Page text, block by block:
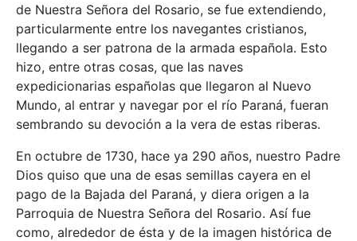
de Nuestra Señora del Rosario, se fue extendiendo,
particularmente entre los navegantes cristianos,
llegando a ser patrona de la armada española. Esto
hizo, entre otras cosas, que las naves
expedicionarias españolas que llegaron al Nuevo
Mundo, al entrar y navegar por el río Paraná, fueran
sembrando su devoción a la vera de estas riberas.
En octubre de 1730, hace ya 290 años, nuestro Padre
Dios quiso que una de esas semillas cayera en el
pago de la Bajada del Paraná, y diera origen a la
Parroquia de Nuestra Señora del Rosario. Así fue
como, alrededor de ésta y de la imagen histórica de